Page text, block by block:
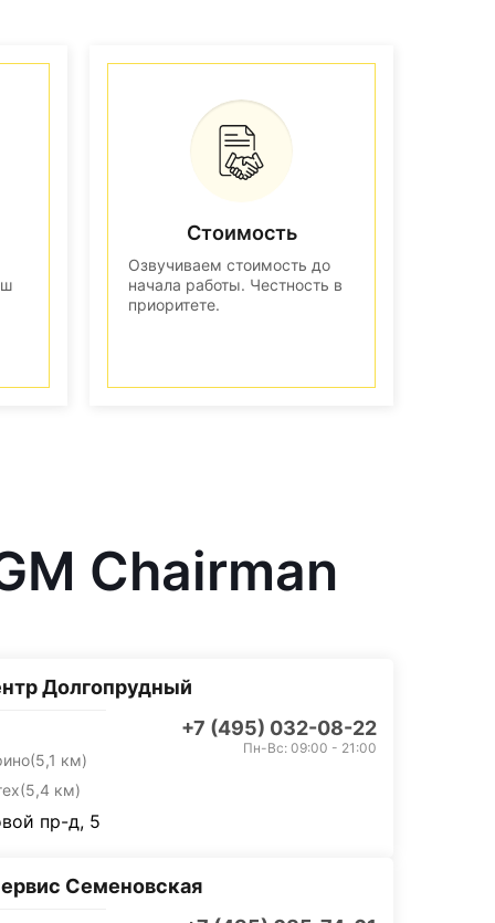
Стоимость
Озвучиваем стоимость до
начала работы. Честность в
приоритете.
Chairman
Долгопрудный
+7 (495) 032-08-22
(5,1 км)
(5,4 км)
Пн-Вс: 09:00 - 21:00
пр-д, 5
Семеновская